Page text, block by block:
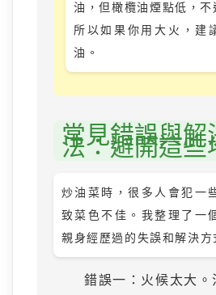
油，但橄欖油煙點低，不
所以如果你用大火，建
油。
常見錯誤與解
法：避開這些
炒油菜時，很多人會犯一
致菜色不佳。我整理了一
親身經歷過的失誤和解決方
錯誤一：火候太大。